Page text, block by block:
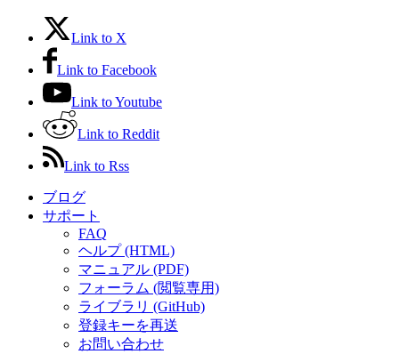
Link to X
Link to Facebook
Link to Youtube
Link to Reddit
Link to Rss
ブログ
サポート
FAQ
ヘルプ (HTML)
マニュアル (PDF)
フォーラム (閲覧専用)
ライブラリ (GitHub)
登録キーを再送
お問い合わせ